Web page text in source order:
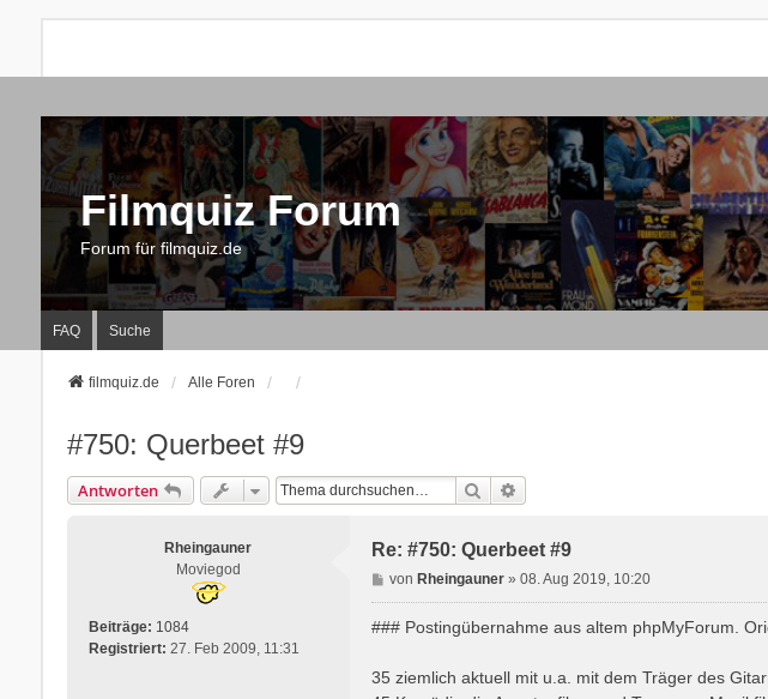
Filmquiz Forum
Forum für filmquiz.de
FAQ Suche
filmquiz.de Alle Foren
#750: Querbeet #9
Antworten Suche
Rheingauner
Moviegod
Beiträge: 1084
Registriert: 27. Feb 2009, 11:31
Re: #750: Querbeet #9
B
e
i
a
von Rheingauner »08. Aug 2019, 10:20
### Postingübernahme aus altem phpMyForum.
35 ziemlich aktuell mit u.a. mit dem Träger des